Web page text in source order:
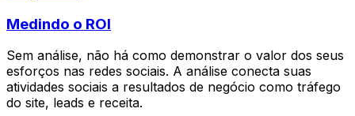
Medindo o ROI
Sem análise, não há como demonstrar o valor dos seus
esforços nas redes sociais. A análise conecta suas
atividades sociais a resultados de negócio como tráfego
do site, leads e receita.